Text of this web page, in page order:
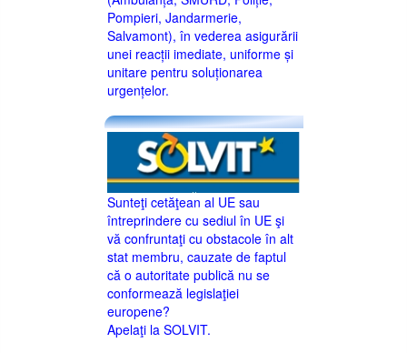
Pompieri, Jandarmerie,
Salvamont), în vederea asigurării
unei reacții imediate, uniforme și
unitare pentru soluționarea
urgențelor.
Sunteţi cetăţean al UE sau
întreprindere cu sediul în UE şi
vă confruntaţi cu obstacole în alt
stat membru, cauzate de faptul
că o autoritate publică nu se
conformează legislaţiei
europene?
Apelaţi la SOLVIT.